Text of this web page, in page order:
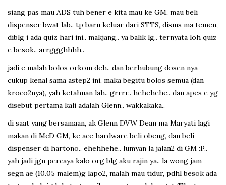
siang pas mau ADS tuh bener e kita mau ke GM, mau beli
dispenser bwat lab.. tp baru keluar dari STTS, disms ma temen,
diblg i ada quiz hari ini.. makjang.. ya balik lg.. ternyata loh quiz
e besok.. arrggghhhh..
jadi e malah bolos orkom deh.. dan berhubung dosen nya
cukup kenal sama astep2 ini, maka begitu bolos semua (dan
kroco2nya), yah ketahuan lah.. grrrr.. hehehehe.. dan apes e yg
disebut pertama kali adalah Glenn.. wakkakaka..
di saat yang bersamaan, ak Glenn DVW Dean ma Maryati lagi
makan di McD GM, ke ace hardware beli obeng, dan beli
dispenser di hartono.. ehehhehe.. lumyan la jalan2 di GM :P..
yah jadi jgn percaya kalo org blg aku rajin ya.. la wong jam
segn ae (10.05 malem)g lapo2, malah mau tidur, pdhl besok ada